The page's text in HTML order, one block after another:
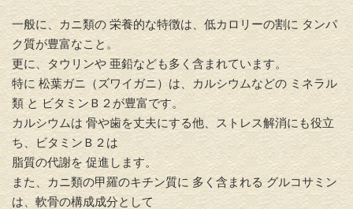
一般に、カニ類の 栄養的な特徴は、低カロリーの割に タンパ
ク質が豊富なこと。
更に、タウリンや 亜鉛なども多く含まれています。
特に 松葉ガニ（ズワイガニ）は、カルシウムなどの ミネラル
類 と ビタミンＢ２が豊富です。
カルシウムは 骨や歯を丈夫にする他、ストレス解消にも役立
ち、ビタミンＢ２は
脂質の代謝を 促進します。
また、カニ類の甲羅のキチン質に 多く含まれる グルコサミン
は、軟骨の構成成分として